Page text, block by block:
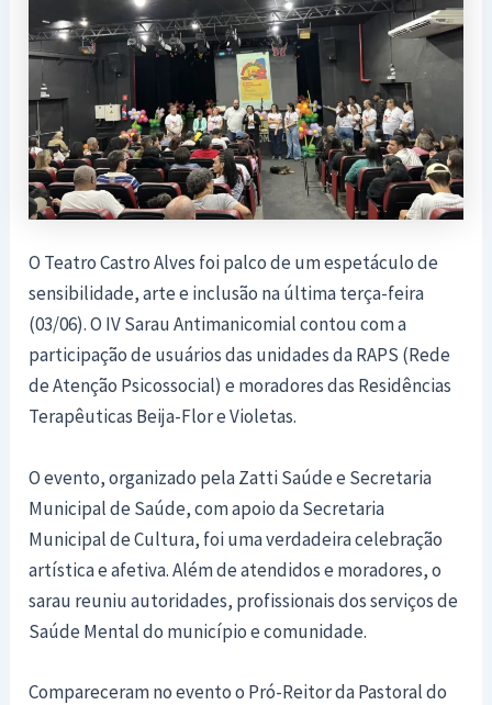
O Teatro Castro Alves foi palco de um espetáculo de
sensibilidade, arte e inclusão na última terça-feira
(03/06). O IV Sarau Antimanicomial contou com a
participação de usuários das unidades da RAPS (Rede
de Atenção Psicossocial) e moradores das Residências
Terapêuticas Beija-Flor e Violetas.
O evento, organizado pela Zatti Saúde e Secretaria
Municipal de Saúde, com apoio da Secretaria
Municipal de Cultura, foi uma verdadeira celebração
artística e afetiva. Além de atendidos e moradores, o
sarau reuniu autoridades, profissionais dos serviços de
Saúde Mental do município e comunidade.
Compareceram no evento o Pró-Reitor da Pastoral do